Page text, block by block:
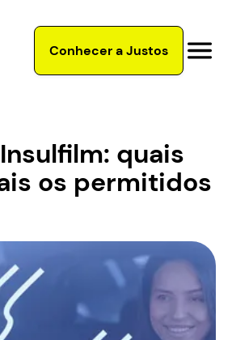
Conhecer a Justos
quais
os permitidos